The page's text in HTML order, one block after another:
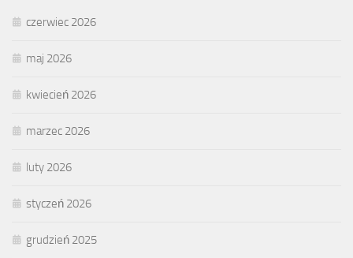
czerwiec 2026
maj 2026
kwiecień 2026
marzec 2026
luty 2026
styczeń 2026
grudzień 2025